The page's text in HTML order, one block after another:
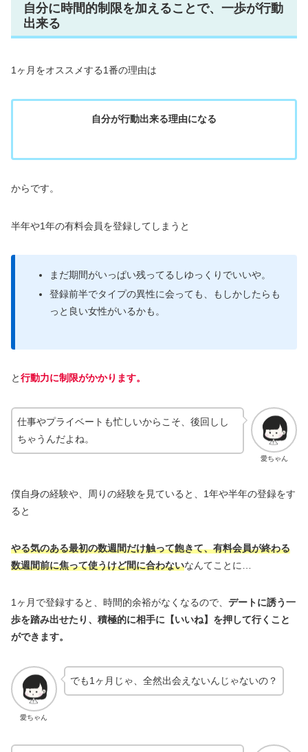
自分に時間的制限を加えることで、一歩が行動
出来る
1ヶ月をオススメする1番の理由は
自分が行動出来る理由になる
からです。
半年や1年の有料会員を登録してしまうと
まだ期間がいっぱい残ってるしゆっくりでいいや。
登録前半でタイプの異性に会っても、もしかしたらも
っと良い女性がいるかも。
と行動力に制限がかかります。
愛ちゃん
仕事やプライベートも忙しいからこそ、後回しし
ちゃうんだよね。
僕自身の経験や、周りの経験を見ていると、1年や半年の登録をす
ると
やる気のある最初の数週間だけ触って飽きて、有料会員が終わる
数週間前に焦って使うけど間に合わないなんてことに…
1ヶ月で登録すると、時間的余裕がなくなるので、 デートに誘う一
歩を踏み出せたり、積極的に相手に【いいね】を押して行くこと
ができます。
愛ちゃん
でも1ヶ月じゃ、全然出会えないんじゃないの？